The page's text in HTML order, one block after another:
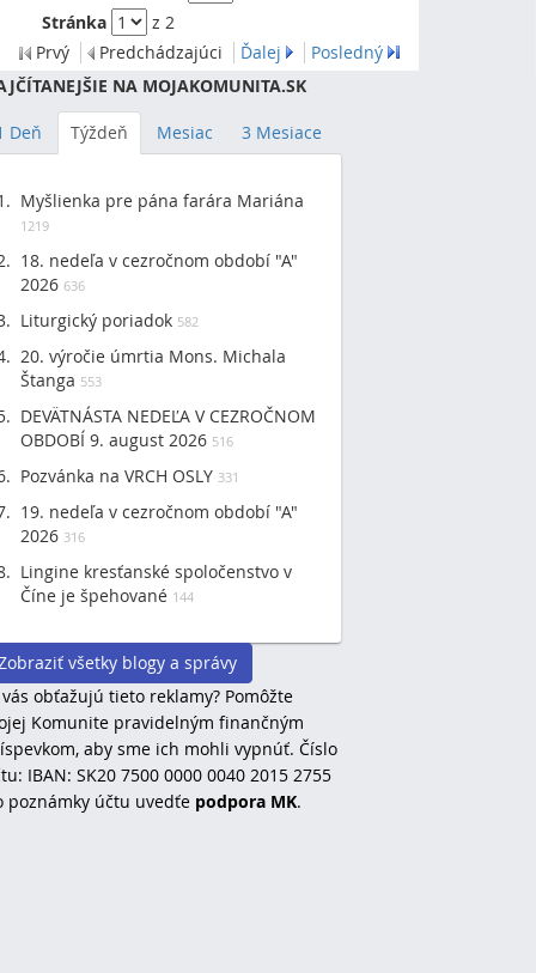
Stránka
z 2
Prvý
Predchádzajúci Ďalej
Posledný
NA MOJAKOMUNITA.SK
Deň Týždeň Mesiac 3 Mesiace
Myšlienka pre pána farára Mariána
1219
18. nedeľa v cezročnom období "A"
2026 636
Liturgický poriadok 582
20. výročie úmrtia Mons. Michala
Štanga 553
DEVÄTNÁSTA NEDEĽA V CEZROČNOM
OBDOBÍ 9. august 2026 516
Pozvánka na VRCH OSLY 331
19. nedeľa v cezročnom období "A"
2026 316
Lingine kresťanské spoločenstvo v
Číne je špehované 144
všetky blogy a správy
obťažujú tieto reklamy? Pomôžte
Komunite pravidelným finančným
aby sme ich mohli vypnúť. Číslo
IBAN: SK20 7500 0000 0040 2015 2755
poznámky účtu uvedťe podpora MK.